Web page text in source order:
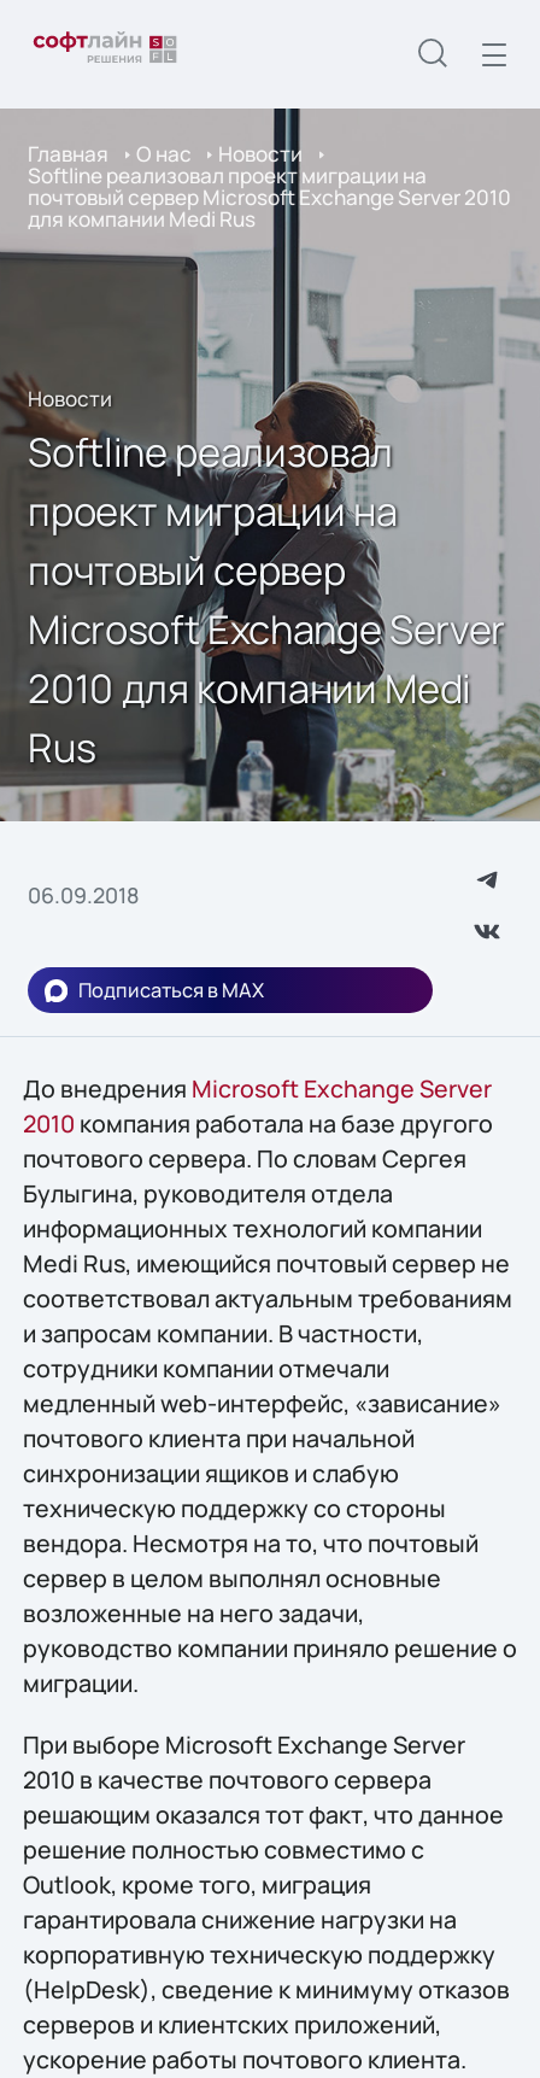
Главная О нас Новости
Softline реализовал проект миграции на
почтовый сервер Microsoft Exchange Server 2010
для компании Medi Rus
Новости
Softline реализовал
проект миграции на
почтовый сервер
Microsoft Exchange Server
2010 для компании Medi
Rus
06.09.2018
Подписаться в MAX
До внедрения Microsoft Exchange Server
2010 компания работала на базе другого
почтового сервера. По словам Сергея
Булыгина, руководителя отдела
информационных технологий компании
Medi Rus, имеющийся почтовый сервер не
соответствовал актуальным требованиям
и запросам компании. В частности,
сотрудники компании отмечали
медленный web-интерфейс, «зависание»
почтового клиента при начальной
синхронизации ящиков и слабую
техническую поддержку со стороны
вендора. Несмотря на то, что почтовый
сервер в целом выполнял основные
возложенные на него задачи,
руководство компании приняло решение о
миграции.
При выборе Microsoft Exchange Server
2010 в качестве почтового сервера
решающим оказался тот факт, что данное
решение полностью совместимо с
Outlook, кроме того, миграция
гарантировала снижение нагрузки на
корпоративную техническую поддержку
(HelpDesk), сведение к минимуму отказов
серверов и клиентских приложений,
ускорение работы почтового клиента.